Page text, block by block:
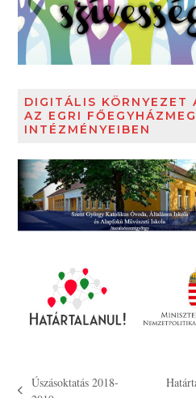
DIGITÁLIS KÖRNYEZET
AZ EGRI
INTÉZMÉNYEIBEN
Úszásoktatás 2018-